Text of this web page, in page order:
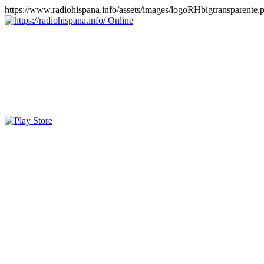
https://www.radiohispana.info/assets/images/
Online